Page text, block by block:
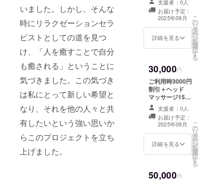
いました。しかし、そんな
時にリラクゼーションセラ
ピストとしての道を見つ
け、「人を癒すことで自分
も癒される」ということに
気づきました。この気づき
は私にとって新しい希望と
なり、それを他の人々と共
有したいという強い思いか
らこのプロジェクトを立ち
上げました。
ジ30分 有効期
間：2025年9月
15日〜2026年9
月14日まで有効
お名前とメール
支援者：0人
お届け予定：
2025年09月
詳細を見る
こ
の
リ
タ
ー
ン
を
選
択
す
る
30,000円
ご利用時3000円
割引＋ヘッド
マッサージ15分
＋フットマッ
サージ30分 有効
期間：2025年9
月15日〜2026年
9月14日まで有
効 を5回分 お名
支援者：0人
お届け予定：
2025年09月
詳細を見る
こ
の
リ
タ
ー
ン
を
選
択
す
る
50,000円